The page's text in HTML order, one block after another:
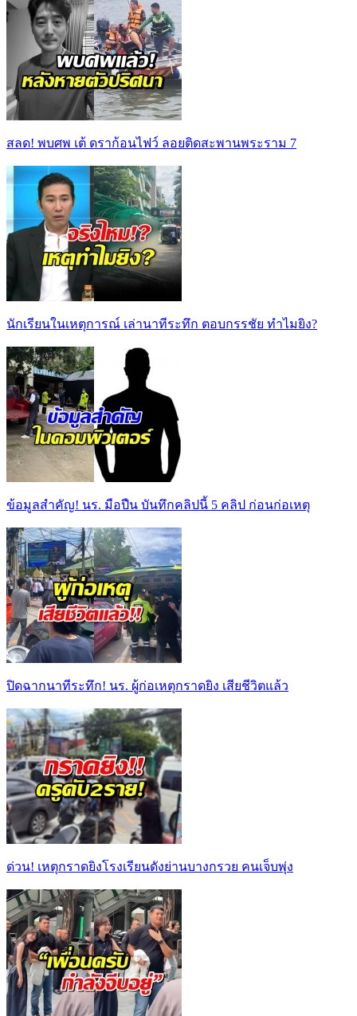
สลด! พบศพ เต้ ดราก้อนไฟว์ ลอยติดสะพานพระราม 7
นักเรียนในเหตุการณ์ เล่านาทีระทึก ตอบกรรชัย ทำไมยิง?
ข้อมูลสำคัญ! นร. มือปืน บันทึกคลิปนี้ 5 คลิป ก่อนก่อเหตุ
ปิดฉากนาทีระทึก! นร. ผู้ก่อเหตุกราดยิง เสียชีวิตแล้ว
ด่วน! เหตุกราดยิงโรงเรียนดังย่านบางกรวย คนเจ็บพุ่ง